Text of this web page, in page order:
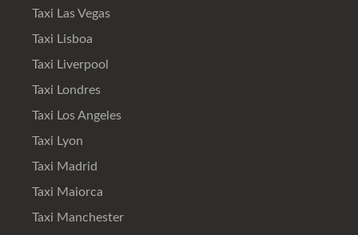
Taxi Las Vegas
Taxi Lisboa
Taxi Liverpool
Taxi Londres
Taxi Los Angeles
Taxi Lyon
Taxi Madrid
Taxi Maiorca
Taxi Manchester